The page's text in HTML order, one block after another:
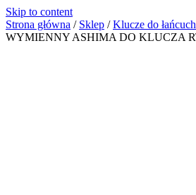
Skip to content
Strona główna / Sklep / Klucze do
WYMIENNY ASHIMA DO KLUCZA